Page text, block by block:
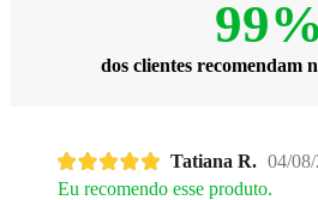
99%
dos clientes recomendam
Tatiana R. 04/
Eu recomendo esse produto.